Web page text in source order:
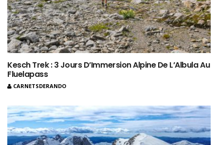
Kesch Trek : 3 Jours D’Immersion Alpine De L’Albula Au
Fluelapass
CARNETSDERANDO